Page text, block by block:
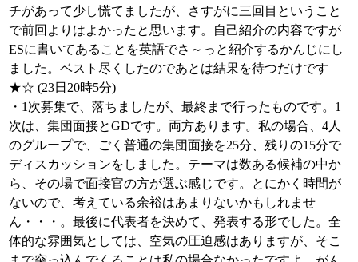
チがあって少し慌てましたが、さすがに三回目ということ
で前回よりはよかったと思います。自己紹介の内容ですが
ESに書いてあることを英語でさ～っと紹介するかんじにし
ました。ベスト尽くしたのであとは結果を待つだけです
★☆ (23日20時5分)
・1次募集で、落ちましたが、最終まで行ったものです。1
次は、集団面接とGDです。両方あります。私の場合、4人
のグループで、ごく普通の集団面接を25分、残りの15分で
ディスカッションをしました。テーマは数ある候補の中か
ら、その場で面接官の方が選ぶ感じです。とにかく時間が
ないので、考えている余裕はあまりないかもしれませ
ん・・・。最後に代表者を決めて、発表する形でした。全
体的な雰囲気としては、空気の圧迫感はありますが、そこ